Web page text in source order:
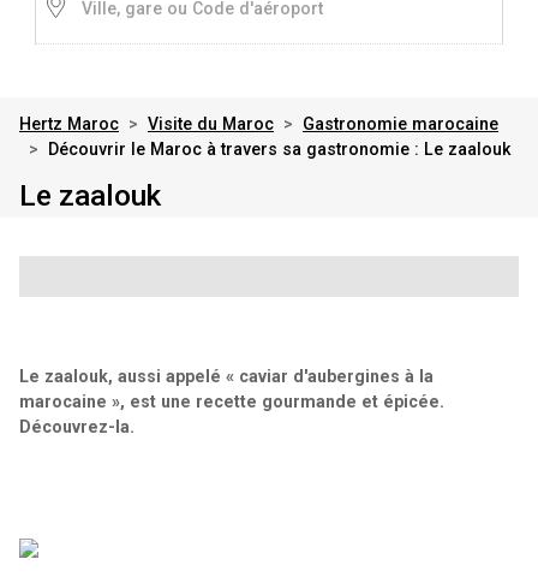
Ville, gare ou Code d'aéroport
Hertz Maroc > Visite du Maroc >
Gastronomie marocaine
>
Découvrir le Maroc à travers sa gastronomie : Le zaalouk
Le zaalouk
Le zaalouk, aussi appelé « caviar d'aubergines à la
marocaine », est une recette gourmande et épicée.
Découvrez-la.